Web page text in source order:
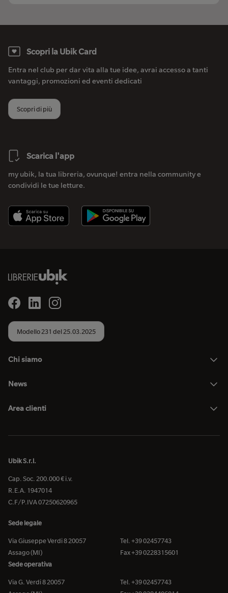
Scopri la Ubik Card
Entra nel club per dar vita alla tue idee, avrai accesso a tanti
vantaggi, promozioni ed eventi dedicati
Scopri di più
Scarica l'app
my ubik, la tua libreria, ovunque! entra nella community e
condividi le tue letture.
Modello 231 del 25.03.2025
Chi siamo
News
Area clienti
Ubik S.r.l.
Cap. Soc. 200.000 € i.v.
R.E.A. 1947014
C.F/P.IVA 07250620965
Sede legale
Via Giuseppe Verdi 8 20057
Assago (MI)
Tel. +39 02457743
Fax +39 0228315601
Sede operativa
Via G. Verdi 8 20057
Tel. +39 02457743